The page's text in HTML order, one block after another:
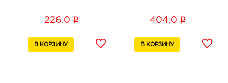
226.0 i 404.0 i